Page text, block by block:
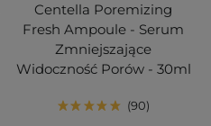
Centella Poremizing
Fresh Ampoule - Serum
Zmniejszające
Widoczność Porów - 30ml
90